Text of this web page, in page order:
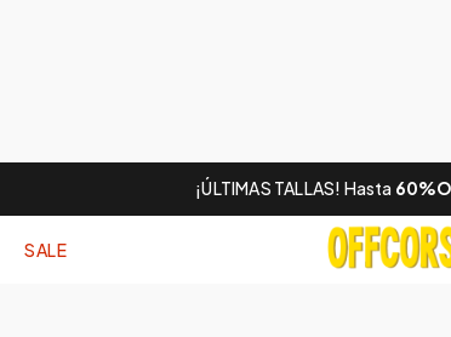
¡ÚLTIMAS TALLAS! Hasta
SALE